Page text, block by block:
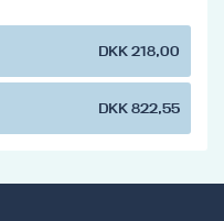
DKK 218,00
DKK 822,55